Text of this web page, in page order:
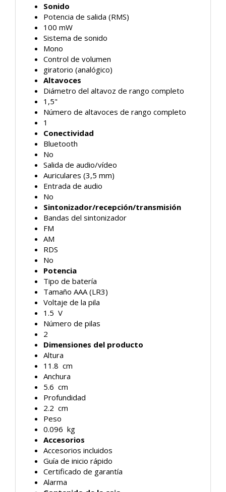
Sonido
Potencia de salida (RMS)
100 mW
Sistema de sonido
Mono
Control de volumen
giratorio (analógico)
Altavoces
Diámetro del altavoz de rango completo
1,5"
Número de altavoces de rango completo
1
Conectividad
Bluetooth
No
Salida de audio/vídeo
Auriculares (3,5 mm)
Entrada de audio
No
Sintonizador/recepción/transmisión
Bandas del sintonizador
FM
AM
RDS
No
Potencia
Tipo de batería
Tamaño AAA (LR3)
Voltaje de la pila
1.5 V
Número de pilas
2
Dimensiones del producto
Altura
11.8 cm
Anchura
5.6 cm
Profundidad
2.2 cm
Peso
0.096 kg
Accesorios
Accesorios incluidos
Guía de inicio rápido
Certificado de garantía
Alarma